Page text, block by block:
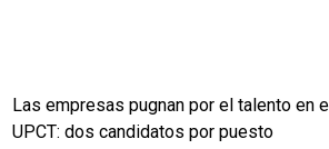
Las empresas pugnan por el talento en
UPCT: dos candidatos por puesto